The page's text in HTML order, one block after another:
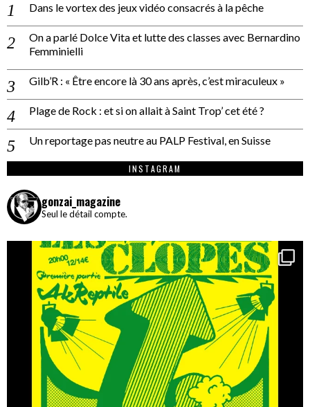
Dans le vortex des jeux vidéo consacrés à la pêche
On a parlé Dolce Vita et lutte des classes avec Bernardino
Femminielli
Gilb’R : « Être encore là 30 ans après, c’est miraculeux »
Plage de Rock : et si on allait à Saint Trop’ cet été ?
Un reportage pas neutre au PALP Festival, en Suisse
INSTAGRAM
gonzai_magazine
Seul le détail compte.